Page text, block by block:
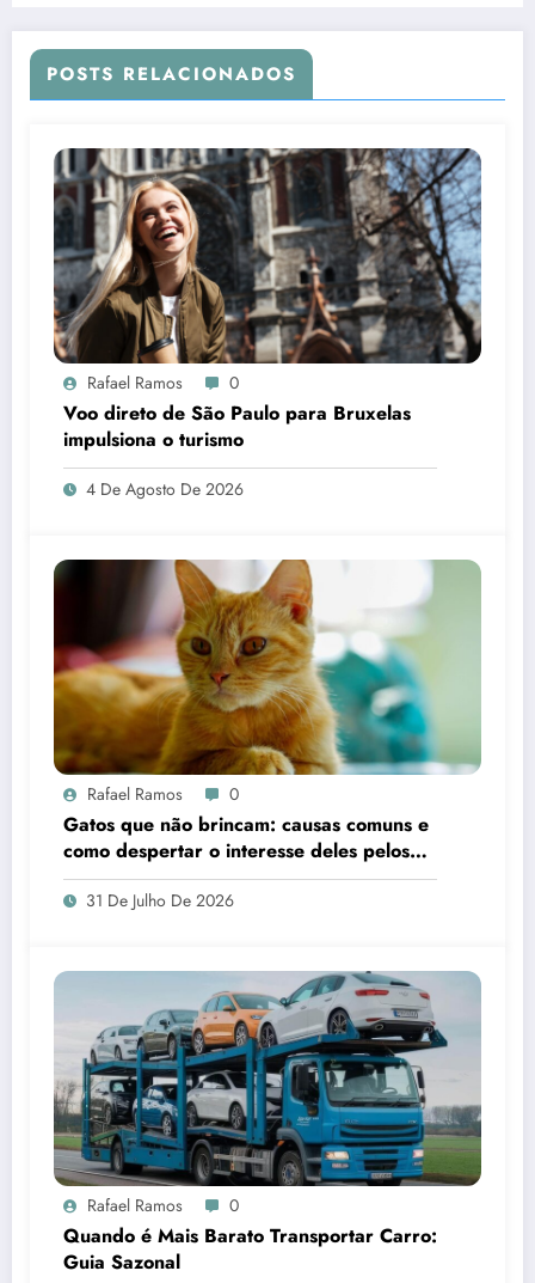
POSTS RELACIONADOS
Rafael Ramos 0
Voo direto de São Paulo para Bruxelas
impulsiona o turismo
4 De Agosto De 2026
Rafael Ramos 0
Gatos que não brincam: causas comuns e
como despertar o interesse deles pelos
brinquedos
31 De Julho De 2026
Rafael Ramos 0
Quando é Mais Barato Transportar Carro:
Guia Sazonal